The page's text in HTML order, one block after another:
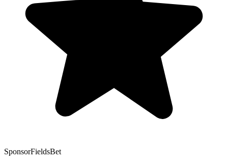
SponsorFieldsBet